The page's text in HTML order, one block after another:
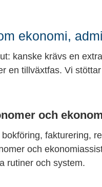
ekonomi,
kanske krävs en
en tillväxtfas. Vi
och
fakturering,
och
rutiner och system.